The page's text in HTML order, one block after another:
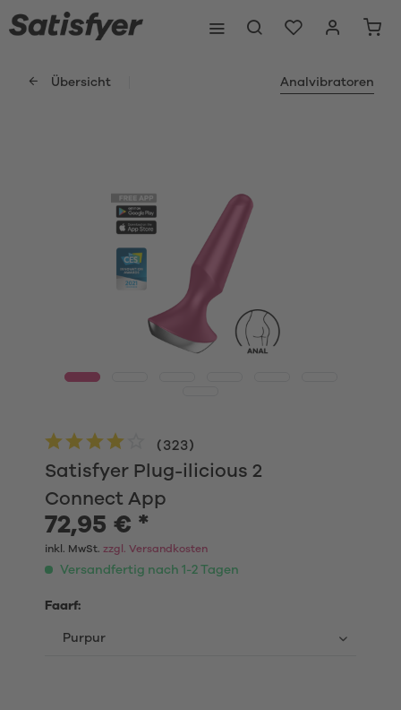
Übersicht Analvibratoren
Satisfyer Plug-ilicious 2
Connect App
(323)
72,95 € *
inkl. MwSt. zzgl. Versandkosten
Versandfertig nach 1-2 Tagen
Faarf: